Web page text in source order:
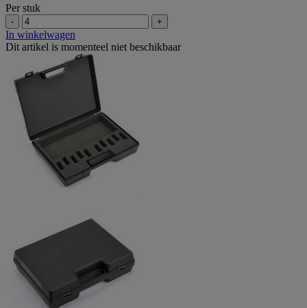
Per stuk
- +
In winkelwagen
Dit artikel is momenteel niet beschikbaar